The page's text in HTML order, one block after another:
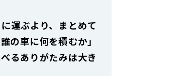
運ぶより、まとめて
の車に何を積むか」
るありがたみは大き